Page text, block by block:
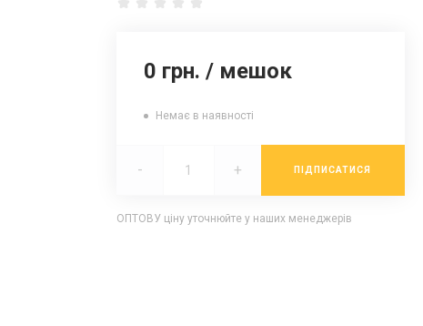
0 грн. / мешок
Немає в наявності
- + ПІДПИСАТИСЯ
ОПТОВУ ціну уточнюйте у наших менеджерів